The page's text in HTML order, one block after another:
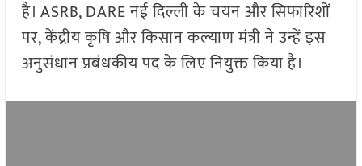
है। ASRB, DARE नई दिल्ली के चयन और सिफारिशों
पर, केंद्रीय कृषि और किसान कल्याण मंत्री ने उन्हें इस
अनुसंधान प्रबंधकीय पद के लिए नियुक्त किया है।